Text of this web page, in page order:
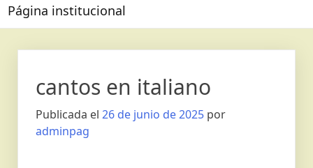
Página institucional
cantos en italiano
Publicada el 26 de junio de 2025 por
adminpag